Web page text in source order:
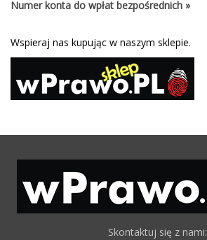
Numer konta do wpłat bezpośrednich »
Wspieraj nas kupując w naszym sklepie.
Skontaktuj się z nami: